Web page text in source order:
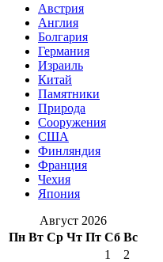
Австрия
Англия
Болгария
Германия
Израиль
Китай
Памятники
Природа
Сооружения
США
Финляндия
Франция
Чехия
Япония
Август 2026
Пн Вт Ср Чт Пт Сб Вс
1
2